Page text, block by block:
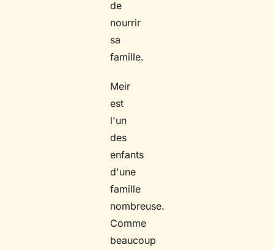
de
nourrir
sa
famille.
Meir
est
l'un
des
enfants
d'une
famille
nombreuse.
Comme
beaucoup